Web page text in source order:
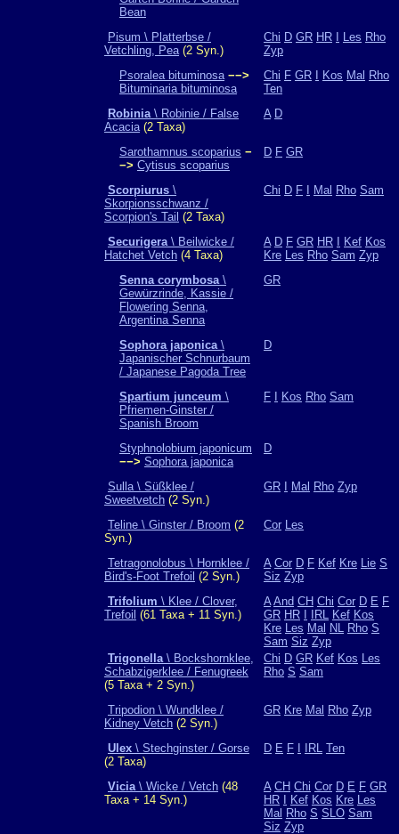
Bean
Pisum \ Platterbse /
Vetchling, Pea(2 Syn.)
Chi D GR HR Les Rho
Zyp
Psoralea bituminosa −−>
Bituminaria bituminosa
Chi F GR Kos Mal Rho
Ten
Robinia\ Robinie / False
Acacia(2 Taxa)
A D
Sarothamnus scoparius −
−> Cytisus scoparius
D F GR
Scorpiurus \
Skorpionsschwanz /
Scorpion's Tail (2 Taxa)
Chi D F Mal Rho Sam
Securigera\ Beilwicke /
Hatchet Vetch (4 Taxa)
A D F GR HR Kef Kos
Kre Les Rho Sam Zyp
Senna corymbosa\
Gewürzrinde, Kassie /
Flowering Senna,
Argentina Senna
GR
Sophora japonica\
Japanischer Schnurbaum
/ Japanese Pagoda Tree
D
Spartium junceum \
Pfriemen-Ginster /
Spanish Broom
F Kos Rho Sam
Styphnolobium japonicum
−−> Sophora japonica
D
Sulla \ Süßklee /
Sweetvetch (2 Syn.)
GR Mal Rho Zyp
Teline \ Ginster / Broom (2
Syn.)
Cor Les
Tetragonolobus \ Hornklee /
Bird's-Foot Trefoil (2 Syn.)
A Cor D F Kef Kre Lie S
Siz Zyp
Trifolium \ Klee / Clover,
Trefoil (61 Taxa + 11 Syn.)
A And CH Chi Cor D E F
GR HR IRL Kef Kos
Kre Les Mal NL Rho S
Sam Siz Zyp
Trigonella\ Bockshornklee,
Schabzigerklee / Fenugreek
(5 Taxa + 2 Syn.)
Chi D GR Kef Kos Les
Rho S Sam
Tripodion \ Wundklee /
Kidney Vetch (2 Syn.)
GR Kre Mal Rho Zyp
Ulex \ Stechginster / Gorse
(2 Taxa)
D E F IRL Ten
Vicia\ Wicke / Vetch (48
Taxa + 14 Syn.)
A CH Chi Cor D E F GR
HR
Kef Kos Kre Les
Mal Rho S SLO Sam
Siz Zyp